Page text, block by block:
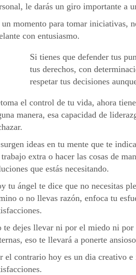
le darás un giro importante a
un momento para tomar iniciativas,
con entusiasmo.
Si tienes que defender tus
tus derechos, con
respetar tus decisiones
el control de tu vida, ahora
manera, esa capacidad de
ideas en tu mente que te
extra o hacer las cosas de
que estás necesitando.
tu ángel te dice que no necesitas
o no llevas razón, enfoca tu
te dejes llevar ni por el miedo ni por
eso te llevará a ponerte
el contrario hoy es un dia creativo